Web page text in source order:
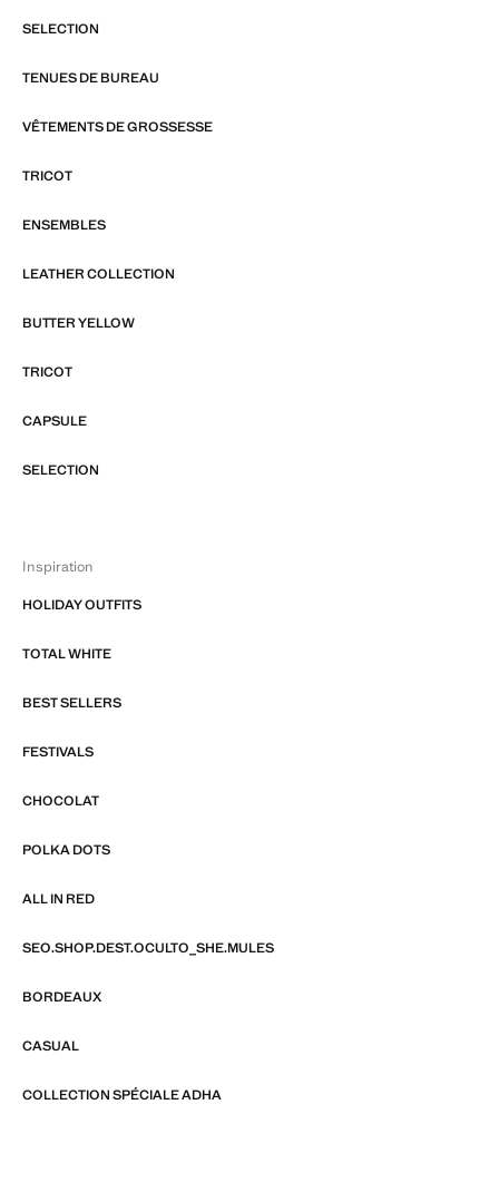
SELECTION
TENUES DE BUREAU
VÊTEMENTS DE GROSSESSE
TRICOT
ENSEMBLES
LEATHER COLLECTION
BUTTER YELLOW
TRICOT
CAPSULE
SELECTION
Inspiration
HOLIDAY OUTFITS
TOTAL WHITE
BEST SELLERS
FESTIVALS
CHOCOLAT
POLKA DOTS
ALL IN RED
SEO.SHOP.DEST.OCULTO_SHE.MULES
BORDEAUX
CASUAL
COLLECTION SPÉCIALE ADHA